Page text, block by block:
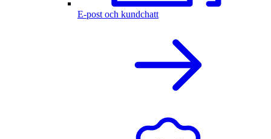
E-post och kundchatt